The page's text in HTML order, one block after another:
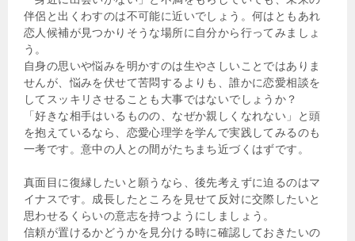
伴侶と出くわすのは不可能に近いでしょう。何はともあれ
恋人候補が見つかりそうな場所に自分から行ってみましょ
う。
自身の思いや悩みを明かすのは生やさしいことではありま
せんが、悩みを伏せて苦悶するよりも、誰かに恋愛相談を
してスッキリさせることも大事ではないでしょうか？
「好きな相手はいるものの、なぜか親しくなれない」と頭
を抱えているなら、恋愛心理学を学んで実践してみるのも
一考です。意中の人との間がたちまち近づくはずです。
真面目に復縁したいと願うなら、後先考えずに迫るのはマ
イナスです。成長したところを見せて反対に交際したいと
思わせるくらいの意志を持つようにしましょう。
信頼が置けるかどうかを見分ける時に確認しておきたいの